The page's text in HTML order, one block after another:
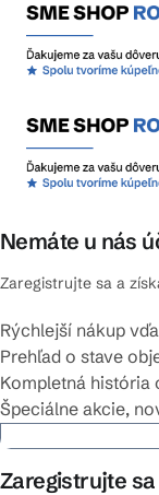
Nemáte u nás
Zaregistrujte sa a
Rýchlejší nákup
Prehľad o stave
Kompletná história
Špeciálne akcie,
Zaregistrujte